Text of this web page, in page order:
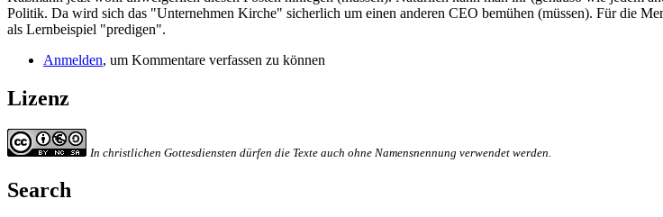
Politik. Da wird sich das "Unternehmen Kirche" sicherlich um einen anderen CEO bemühen (müssen). Für die
als Lernbeispiel "predigen".
Anmelden, um Kommentare verfassen zu können
Lizenz
In christlichen Gottesdiensten dürfen die Texte auch ohne Namensnennung verwendet werden.
Search